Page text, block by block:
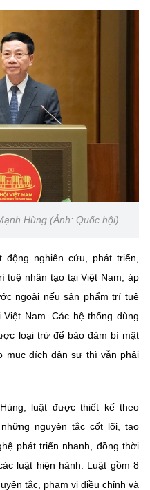
Hùng (Ảnh: Quốc hội)
nghiên cứu, phát triển,
tuệ nhân tạo tại Việt Nam; áp
ngoài nếu sản phẩm trí tuệ
Nam. Các hệ thống dùng
loại trừ để bảo đảm bí mật
mục đích dân sự thì vẫn phải
luật được thiết kế theo
nguyên tắc cốt lõi, tạo
phát triển nhanh, đồng thời
luật hiện hành. Luật gồm 8
tắc, phạm vi điều chỉnh và